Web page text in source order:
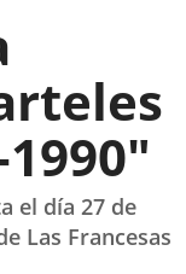
el día 27 de
Las Francesas